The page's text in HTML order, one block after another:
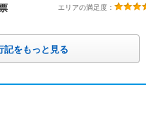
エリアの満足度：
記をもっと見る